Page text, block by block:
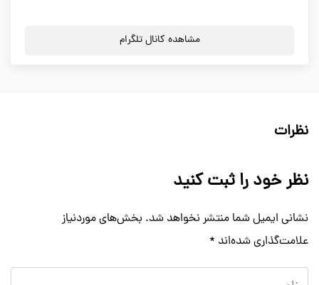
مشاهده کانال تلگرام
نظرات
نظر خود را ثبت کنید
نشانی ایمیل شما منتشر نخواهد شد. بخش‌های موردنیاز
علامت‌گذاری شده‌اند *